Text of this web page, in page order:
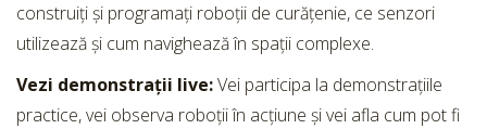
construiți și programați roboții de curățenie, ce senzori
utilizează și cum navighează în spații complexe.
Vezi demonstrații live:Vei participa la demonstrațiile
practice, vei observa roboții în acțiune și vei afla cum pot fi